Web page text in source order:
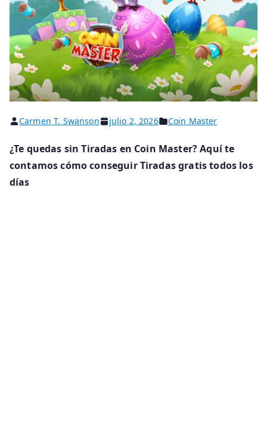
Carmen T. Swanson julio 2, 2026 Coin Master
¿Te quedas sin Tiradas en Coin Master? Aquí te
contamos cómo conseguir Tiradas gratis todos los
días